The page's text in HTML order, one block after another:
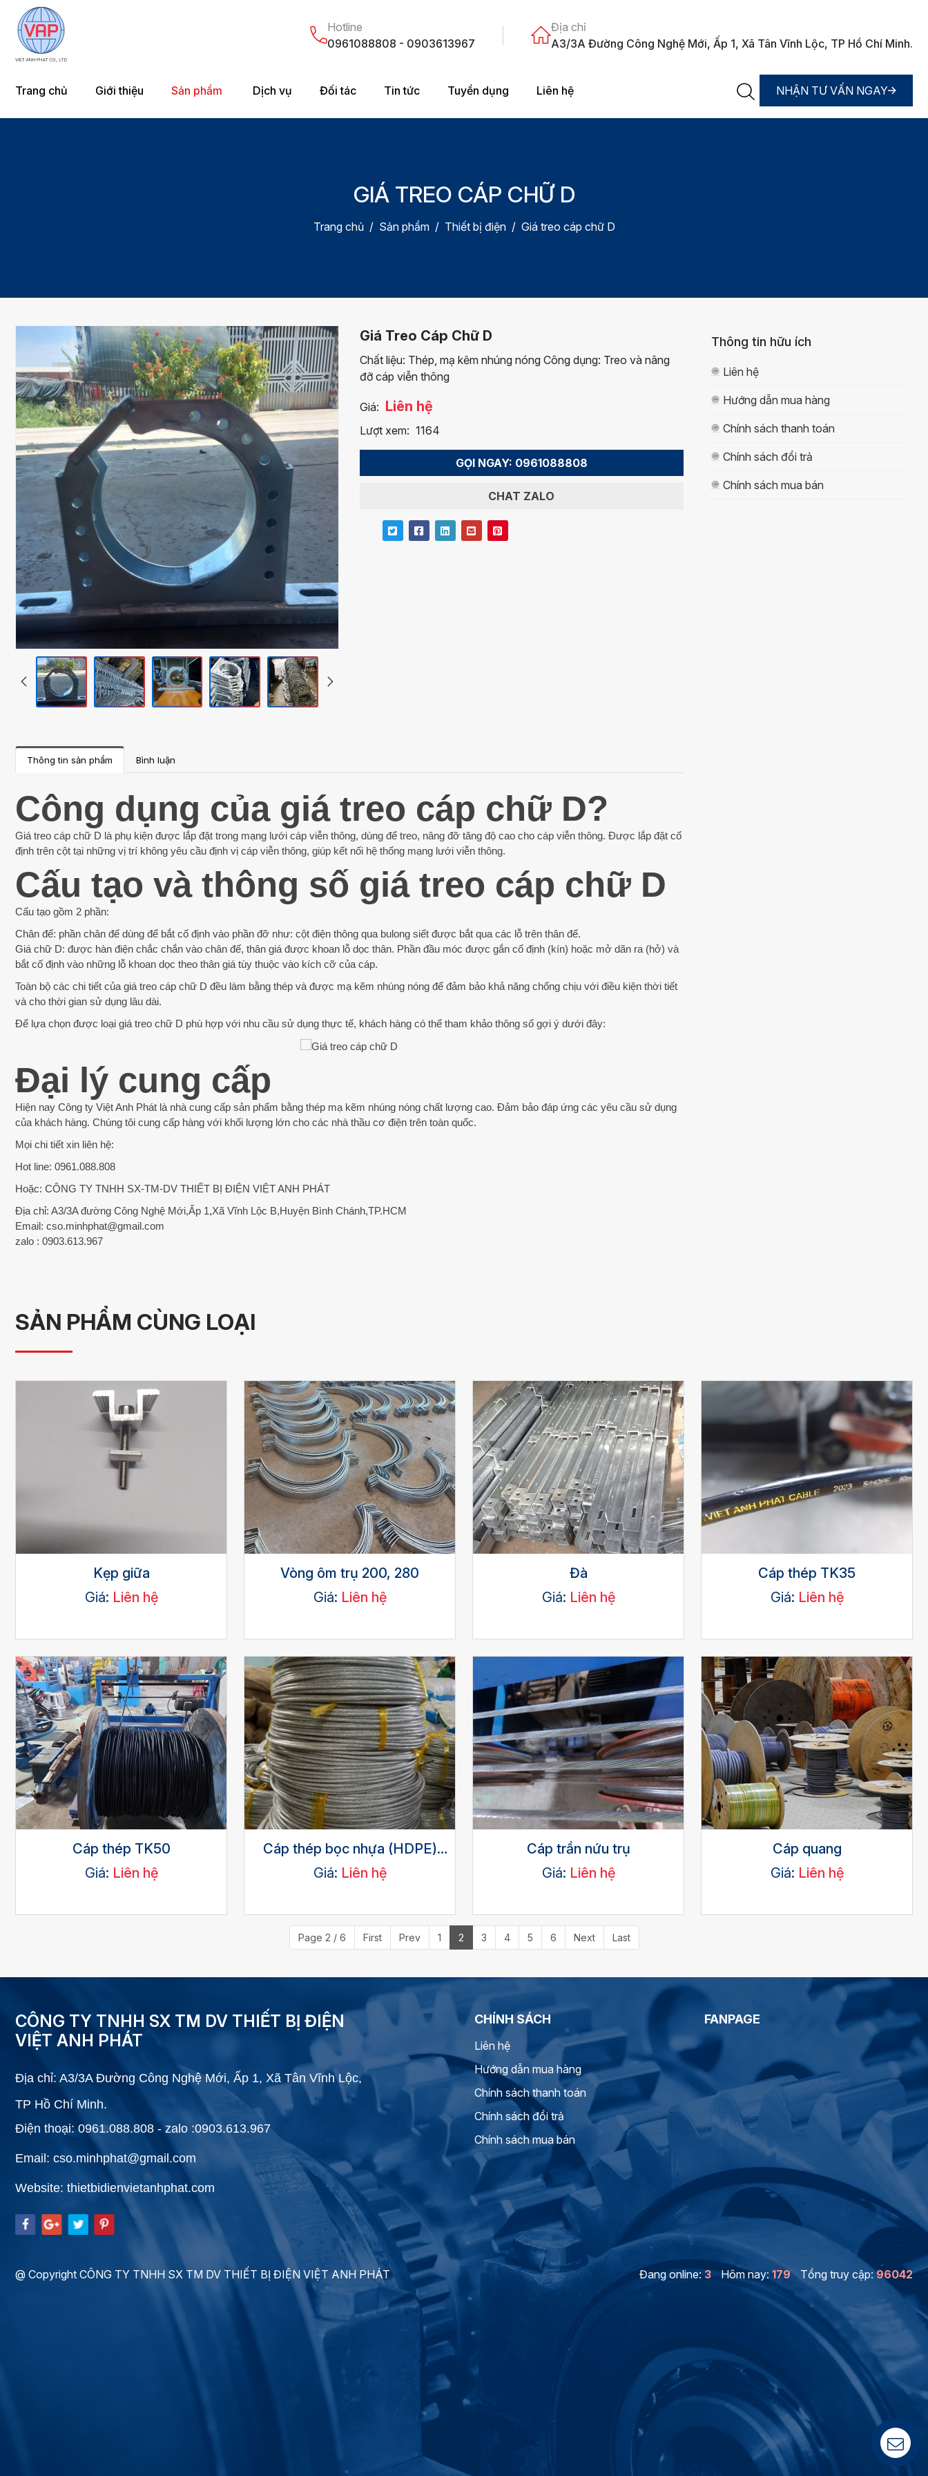
Hotline
0961088808 - 0903613967
Địa chỉ
A3/3A Đường Công Nghệ Mới, Ấp 1, Xã Tân Vĩnh Lộc, TP Hồ Chí Minh.
Trang chủ Giới thiệu Sản phẩm Dịch vụ Đối tác Tin tức Tuyển dụng Liên hệ NHẬN TƯ VẤN NGAY
GIÁ TREO CÁP CHỮ D
Trang chủ Sản phẩm Thiết bị điện Giá treo cáp chữ D
Giá Treo Cáp Chữ D
Chất liệu: Thép, mạ kẽm nhúng nóng Công dụng: Treo và nâng
đỡ cáp viễn thông
Giá: Liên hệ
Lượt xem: 1164
GỌI NGAY: 0961088808
CHAT ZALO
Thông tin sản phẩm Bình luận
Công dụng của giá treo cáp chữ D?
Giá treo cáp chữ D là phụ kiện được lắp đặt trong mạng lưới cáp viễn thông, dùng để treo, nâng đỡ tăng độ cao cho cáp viễn thông. Được lắp đặt cố
định trên cột tại những vị trí không yêu cầu định vị cáp viễn thông, giúp kết nối hệ thống mạng lưới viễn thông.
Cấu tạo và thông số giá treo cáp chữ D
Cấu tạo gồm 2 phần:
Chân đế: phần chân đế dùng để bắt cố định vào phần đỡ như: cột điện thông qua bulong siết được bắt qua các lỗ trên thân đế.
Giá chữ D: được hàn điện chắc chắn vào chân đế, thân giá được khoan lỗ dọc thân. Phần đầu móc được gắn cố định (kín) hoặc mở dãn ra (hở) và
bắt cố định vào những lỗ khoan dọc theo thân giá tùy thuộc vào kích cỡ của cáp.
Toàn bộ các chi tiết của giá treo cáp chữ D đều làm bằng thép và được mạ kẽm nhúng nóng để đảm bảo khả năng chống chịu với điều kiện thời tiết
và cho thời gian sử dụng lâu dài.
Để lựa chọn được loại giá treo chữ D phù hợp với nhu cầu sử dụng thực tế, khách hàng có thể tham khảo thông số gợi ý dưới đây:
Đại lý cung cấp
Hiện nay Công ty Việt Anh Phát là nhà cung cấp sản phẩm bằng thép mạ kẽm nhúng nóng chất lượng cao. Đảm bảo đáp ứng các yêu cầu sử dụng
của khách hàng. Chúng tôi cung cấp hàng với khối lượng lớn cho các nhà thầu cơ điện trên toàn quốc.
Mọi chi tiết xin liên hệ:
Hot line: 0961.088.808
Hoặc: CÔNG TY TNHH SX-TM-DV THIẾT BỊ ĐIỆN VIỆT ANH PHÁT
Địa chỉ: A3/3A đường Công Nghệ Mới,Ấp 1,Xã Vĩnh Lộc B,Huyện Bình Chánh,TP.HCM
Email: cso.minhphat@gmail.com
zalo : 0903.613.967
Thông tin hữu ích
Liên hệ
Hướng dẫn mua hàng
Chính sách thanh toán
Chính sách đổi trả
Chính sách mua bán
SẢN PHẨM CÙNG LOẠI
Kẹp giữa
Giá: Liên hệ
Vòng ôm trụ 200, 280
Giá: Liên hệ
Đà
Giá: Liên hệ
Cáp thép TK35
Giá: Liên hệ
Cáp thép TK50
Giá: Liên hệ
Cáp thép bọc nhựa (HDPE)
trong
Giá: Liên hệ
Cáp trần nứu trụ
Giá: Liên hệ
Cáp quang
Giá: Liên hệ
Page 2 / 6 First Prev 1 2 3 4 5 6 Next Last
CÔNG TY TNHH SX TM DV THIẾT BỊ ĐIỆN
VIỆT ANH PHÁT
Địa chỉ: A3/3A Đường Công Nghệ Mới, Ấp 1, Xã Tân Vĩnh Lộc,
TP Hồ Chí Minh.
Điện thoại: 0961.088.808 - zalo :0903.613.967
Email: cso.minhphat@gmail.com
Website: thietbidienvietanhphat.com
CHÍNH SÁCH
Liên hệ
Hướng dẫn mua hàng
Chính sách thanh toán
Chính sách đổi trả
Chính sách mua bán
FANPAGE
@ Copyright CÔNG TY TNHH SX TM DV THIẾT BỊ ĐIỆN VIỆT ANH PHÁT Đang online: 3 Hôm nay: 179 Tổng truy cập:96042